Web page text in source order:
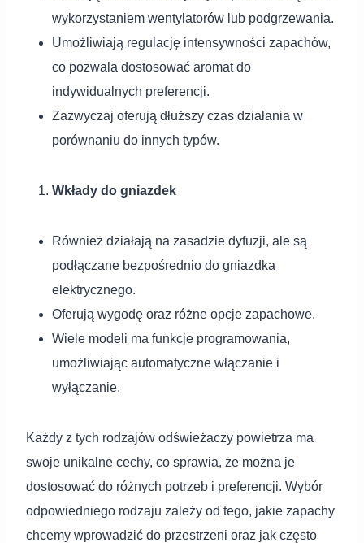
wykorzystaniem wentylatorów lub podgrzewania.
Umożliwiają regulację intensywności zapachów,
co pozwala dostosować aromat do
indywidualnych preferencji.
Zazwyczaj oferują dłuższy czas działania w
porównaniu do innych typów.
Wkłady do gniazdek
Również działają na zasadzie dyfuzji, ale są
podłączane bezpośrednio do gniazdka
elektrycznego.
Oferują wygodę oraz różne opcje zapachowe.
Wiele modeli ma funkcje programowania,
umożliwiając automatyczne włączanie i
wyłączanie.
Każdy z tych rodzajów odświeżaczy powietrza ma
swoje unikalne cechy, co sprawia, że można je
dostosować do różnych potrzeb i preferencji. Wybór
odpowiedniego rodzaju zależy od tego, jakie zapachy
chcemy wprowadzić do przestrzeni oraz jak często